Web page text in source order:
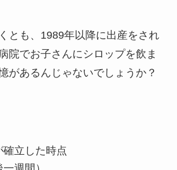
とも、1989年以降に出産をされ
院でお子さんにシロップを飲ま
があるんじゃないでしょうか？
立した時点